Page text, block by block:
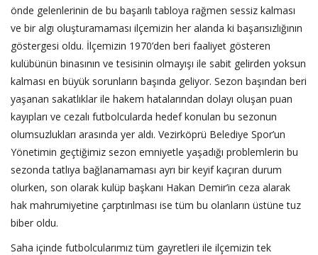
önde gelenlerinin de bu başarılı tabloya rağmen sessiz kalması
ve bir algı oluşturamaması ilçemizin her alanda ki başarısızlığının
göstergesi oldu. İlçemizin 1970’den beri faaliyet gösteren
kulübünün binasının ve tesisinin olmayışı ile sabit gelirden yoksun
kalması en büyük sorunların başında geliyor. Sezon başından beri
yaşanan sakatlıklar ile hakem hatalarından dolayı oluşan puan
kayıpları ve cezalı futbolcularda hedef konulan bu sezonun
olumsuzlukları arasında yer aldı. Vezirköprü Belediye Spor’un
Yönetimin geçtiğimiz sezon emniyetle yaşadığı problemlerin bu
sezonda tatlıya bağlanamaması ayrı bir keyif kaçıran durum
olurken, son olarak kulüp başkanı Hakan Demir’in ceza alarak
hak mahrumiyetine çarptırılması ise tüm bu olanların üstüne tuz
biber oldu.
Saha içinde futbolcularımız tüm gayretleri ile ilçemizin tek